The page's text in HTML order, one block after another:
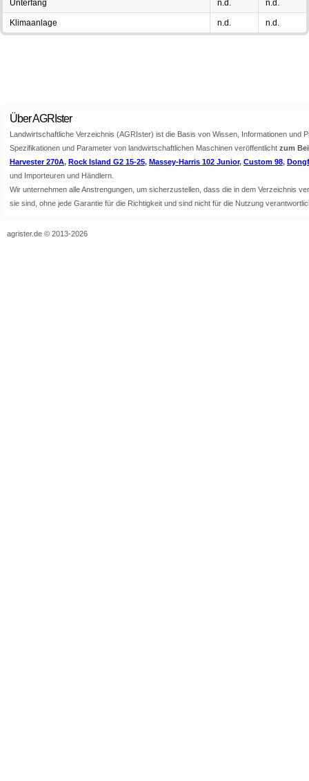
Unterfang n.d. n.d.
Klimaanlage n.d. n.d.
Über AGRIster
Landwirtschaftliche Verzeichnis (AGRIster) ist die Basis von Wissen, Informationen
Spezifikationen und Parameter von landwirtschaftlichen Maschinen veröffentlicht zum
Harvester 270A, Rock Island G2 15-25, Massey-Harris 102 Junior, Custom 98,
und Importeuren und Händlern.
Wir unternehmen alle Anstrengungen, um sicherzustellen, dass die in dem Verzeichnis
sie sind, ohne jede Garantie für die Richtigkeit und sind nicht für die Nutzung
agrister.de © 2013-2026